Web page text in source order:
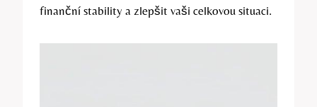
finanční stability a zlepšit vaši celkovou situaci.